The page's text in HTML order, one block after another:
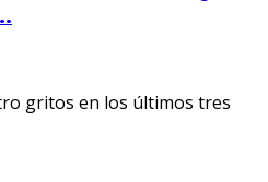
gritos en los últimos tres